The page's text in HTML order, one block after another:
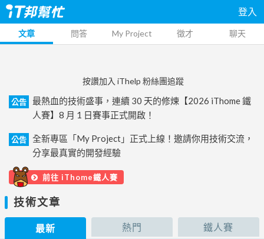
登入
文章 問答 My Project 徵才 聊天
按讚加入 iThelp 粉絲團追蹤
公告
最熱血的技術盛事，連續 30 天的修煉【2026 iThome 鐵
人賽】8 月 1 日賽事正式開啟！
公告
全新專區「My Project」正式上線！邀請你用技術交流，
分享最真實的開發經驗
前往 iThome鐵人賽
技術文章
最新 熱門 鐵人賽